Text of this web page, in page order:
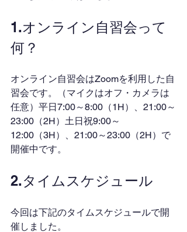
1.オンライン自習会って
何？
オンライン自習会はZoomを利用した自
習会です。（マイクはオフ・カメラは
任意）平日7:00～8:00（1H）、21:00～
23:00（2H）土日祝9:00～
12:00（3H）、21:00～23:00（2H）で
開催中です。
2.タイムスケジュール
今回は下記のタイムスケジュールで開
催しました。